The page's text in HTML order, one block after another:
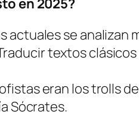
en 2025?
actuales se analizan
textos
eran lostrolls
Sócrates.